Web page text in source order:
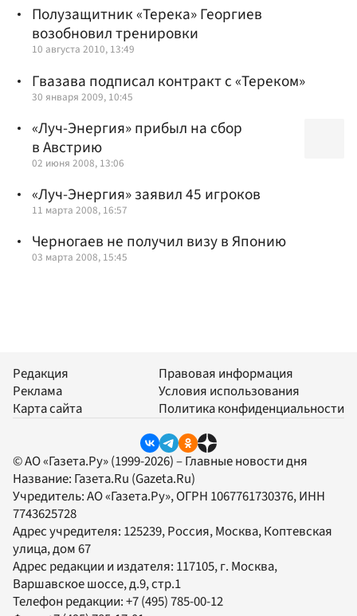
Полузащитник «Терека» Георгиев
возобновил тренировки
10 августа 2010, 13:49
Гвазава подписал контракт с «Тереком»
30 января 2009, 10:45
«Луч-Энергия» прибыл на сбор
в Австрию
02 июня 2008, 13:06
«Луч-Энергия» заявил 45 игроков
11 марта 2008, 16:57
Черногаев не получил визу в Японию
03 марта 2008, 15:45
Редакция
Реклама
Карта сайта
Правовая информация
Условия использования
Политика конфиденциальности
© АО «Газета.Ру» (1999-2026) – Главные новости дня
Название: Газета.Ru (Gazeta.Ru)
Учредитель:АО «Газета.Ру», ОГРН 1067761730376, ИНН
7743625728
Адрес учредителя: 125239, Россия, Москва, Коптевская
улица, дом 67
Адрес редакции и издателя: 117105, г. Москва,
Варшавское шоссе, д.9, стр.1
Телефон редакции:+7 (495) 785-00-12